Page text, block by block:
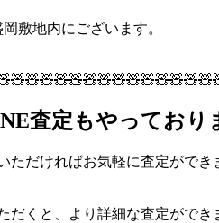
敷地内にございます。
査定もやっており
ただければお気軽に査定ができ
だくと、より詳細な査定ができ